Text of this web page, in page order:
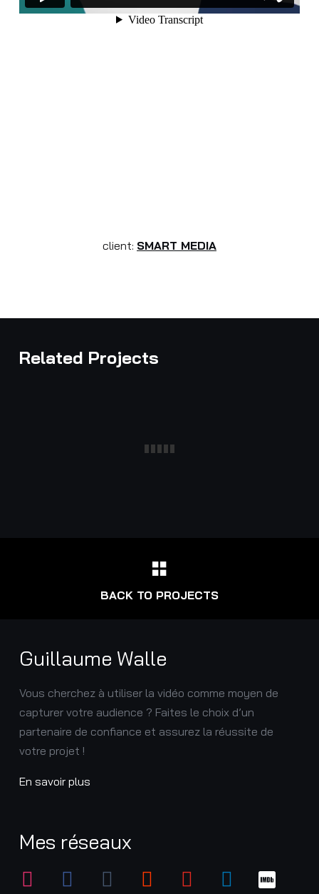
client: SMART MEDIA
Related Projects
BACK TO PROJECTS
Guillaume Walle
Vous cherchez à utiliser la vidéo comme moyen de
capturer votre audience ? Faites le choix d’un
partenaire de confiance et assurez la réussite de
votre projet !
En savoir plus
Mes réseaux
instagramfacebook tumblr soundcloudyoutube linkedin imdb